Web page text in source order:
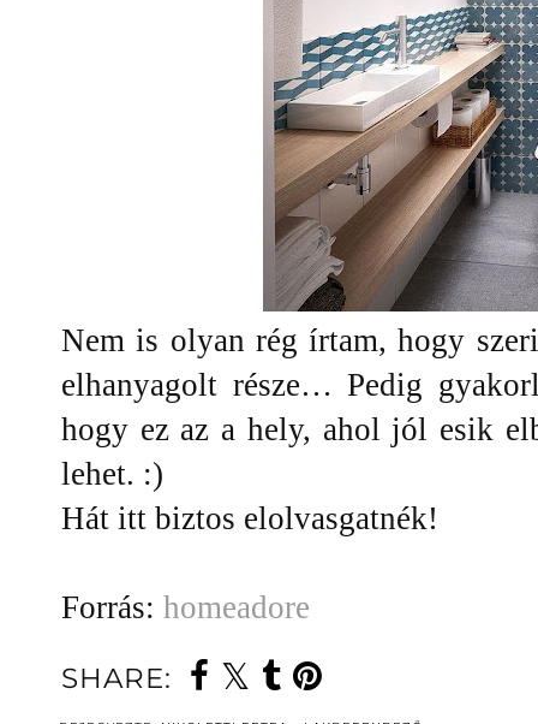
Nem is olyan rég írtam, hogy
elhanyagolt része… Pedig
hogy ez az a hely, ahol jól esik
lehet. :)
Hát itt biztos elolvasgatnék!
Forrás: homeadore
SHARE: